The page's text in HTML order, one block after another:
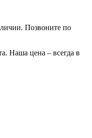
Позвоните по
Наша цена – всегда в